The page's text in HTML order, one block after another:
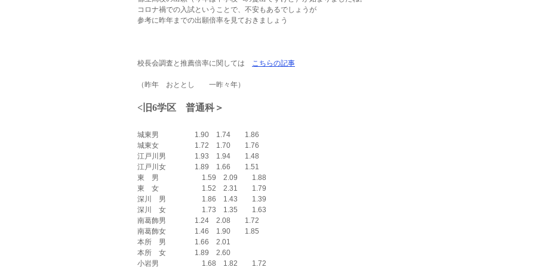
コロナ禍での入試ということで、不安もあるでしょうが
参考に昨年までの出願倍率を見ておきましょう
校長会調査と推薦倍率に関しては こちらの記事
（昨年　おととし　　一昨々年）
<旧6学区　普通科＞
城東男　　　　　1.90　1.74　　1.86
城東女　　　　　1.72　1.70　　1.76
江戸川男　　　　1.93　1.94　　1.48
江戸川女　　　　1.89　1.66　　1.51
東　男　　　　　　1.59　2.09　　1.88
東　女　　　　　　1.52　2.31　　1.79
深川　男　　　　　1.86　1.43　　1.39
深川　女　　　　　1.73　1.35　　1.63
南葛飾男　　　　1.24　2.08　　1.72
南葛飾女　　　　1.46　1.90　　1.85
本所　男　　　　1.66　2.01
本所　女　　　　1.89　2.60
小岩男　　　　　　1.68　1.82　　1.72